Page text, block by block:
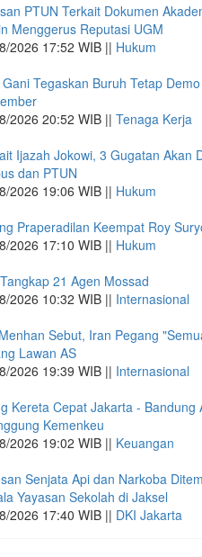
PTUN Terkait Dokumen
Menggerus Reputasi UGM
2026 17:52 WIB || Hukum
Tegaskan Buruh Tetap
2026 20:52 WIB || Tenaga Kerja
Ijazah Jokowi, 3 Gugatan Akan
dan PTUN
2026 19:06 WIB || Hukum
Praperadilan Keempat Roy
2026 17:10 WIB || Hukum
21 Agen Mossad
2026 10:32 WIB || Internasional
Sebut, Iran Pegang
Lawan AS
2026 19:39 WIB || Internasional
Kereta Cepat Jakarta - Bandung
Kemenkeu
2026 19:02 WIB || Keuangan
Senjata Api dan Narkoba
Yayasan Sekolah di Jaksel
2026 17:40 WIB || DKI Jakarta